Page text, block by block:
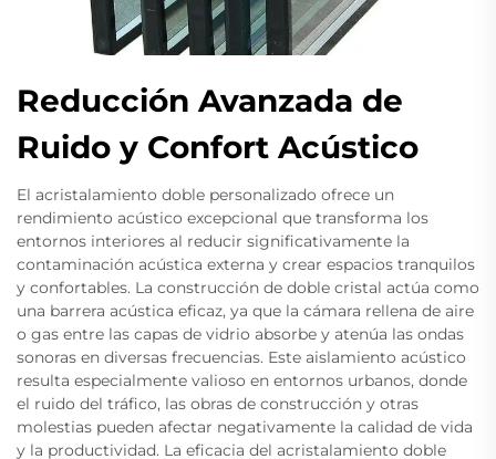
Reducción Avanzada de
Ruido y Confort Acústico
El acristalamiento doble personalizado ofrece un
rendimiento acústico excepcional que transforma los
entornos interiores al reducir significativamente la
contaminación acústica externa y crear espacios tranquilos
y confortables. La construcción de doble cristal actúa como
una barrera acústica eficaz, ya que la cámara rellena de aire
o gas entre las capas de vidrio absorbe y atenúa las ondas
sonoras en diversas frecuencias. Este aislamiento acústico
resulta especialmente valioso en entornos urbanos, donde
el ruido del tráfico, las obras de construcción y otras
molestias pueden afectar negativamente la calidad de vida
y la productividad. La eficacia del acristalamiento doble